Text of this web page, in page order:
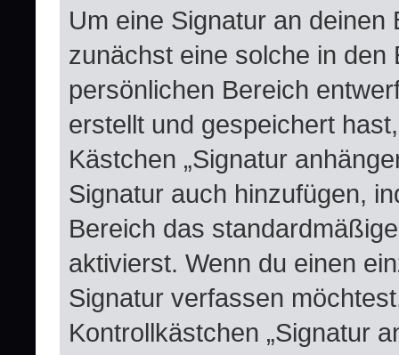
Um eine Signatur an
zunächst eine solche in den
persönlichen Bereich
erstellt und gespeichert
Kästchen „Signatur
Signatur auch hinzufügen,
Bereich das
aktivierst. Wenn du einen
Signatur verfassen
Kontrollkästchen „Signatur